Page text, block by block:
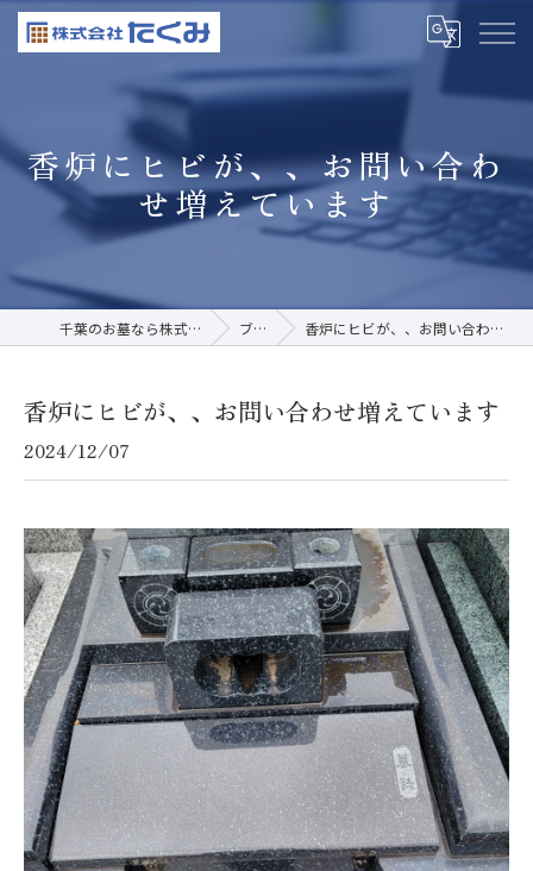
香炉にヒビが、、お問い合わ
せ増えています
千葉のお墓なら株式会社たくみ ブログ 香炉にヒビが、、お問い合わせ増えています
香炉にヒビが、、お問い合わせ増えています
2024/12/07